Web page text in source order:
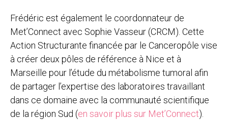
Frédéric est également le coordonnateur de
Met’Connect avec Sophie Vasseur (CRCM). Cette
Action Structurante financée par le Canceropôle vise
à créer deux pôles de référence à Nice et à
Marseille pour l’étude du métabolisme tumoral afin
de partager l’expertise des laboratoires travaillant
dans ce domaine avec la communauté scientifique
de la région Sud (en savoir plus sur Met’Connect).